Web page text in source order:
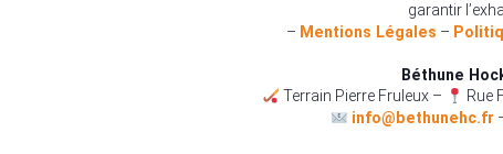
garantir
– Mentions Légales –
Béthune
Terrain Pierre Fruleux –
Rue
info@bethunehc.fr